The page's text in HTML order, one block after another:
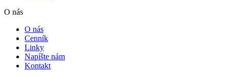
O nás
O nás
Cenník
Linky
Napíšte nám
Kontakt